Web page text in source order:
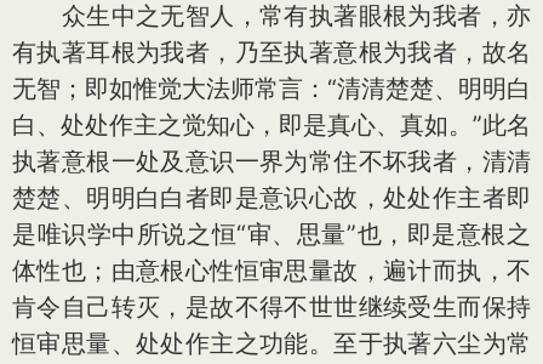
众生中之无智人，常有执著眼根为我者，亦
有执著耳根为我者，乃至执著意根为我者，故名
无智；即如惟觉大法师常言：“清清楚楚、明明白
白、处处作主之觉知心，即是真心、真如。”此名
执著意根一处及意识一界为常住不坏我者，清清
楚楚、明明白白者即是意识心故，处处作主者即
是唯识学中所说之恒“审、思量”也，即是意根之
体性也；由意根心性恒审思量故，遍计而执，不
肯令自己转灭，是故不得不世世继续受生而保持
恒审思量、处处作主之功能。至于执著六尘为常